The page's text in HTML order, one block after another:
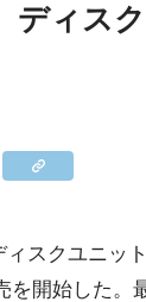
ディス
スクユニッ
を開始した。